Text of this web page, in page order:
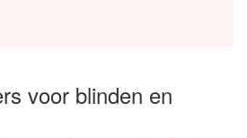
voor blinden en